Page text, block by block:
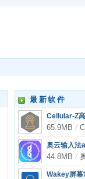
最新软件
Cellular-Z
65.9MB/
奥云输入法
44.8MB/
Wakey屏幕